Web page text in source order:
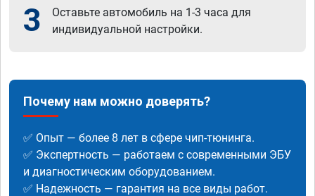
3
Оставьте автомобиль на 1-3 часа для
индивидуальной настройки.
Почему нам можно доверять?
✅ Опыт — более 8 лет в сфере чип-тюнинга.
✅ Экспертность — работаем с современными ЭБУ
и диагностическим оборудованием.
✅ Надежность — гарантия на все виды работ.